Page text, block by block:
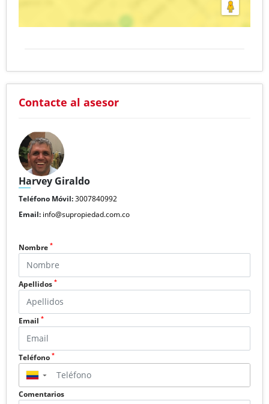
Contacte al asesor
Harvey Giraldo
Teléfono Móvil:3007840992
Email: info@supropiedad.com.co
Nombre *
Apellidos *
Email *
Teléfono *
▼
Comentarios